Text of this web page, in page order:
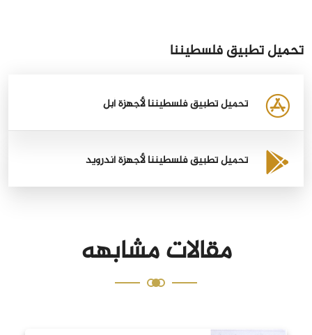
تحميل تطبيق فلسطيننا
تحميل تطبيق فلسطيننا لأجهزة أبل
تحميل تطبيق فلسطيننا لأجهزة أندرويد
مقالات مشابهه